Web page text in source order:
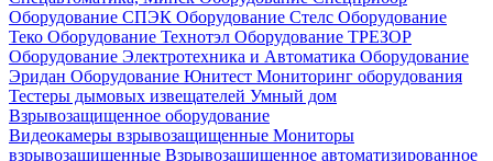
Оборудование СПЭК Оборудование Стелс Оборудование
Теко Оборудование Технотэл Оборудование ТРЕЗОР
Оборудование Электротехника и Автоматика Оборудование
Эридан Оборудование Юнитест Мониторинг оборудования
Тестеры дымовых извещателей Умный дом
Взрывозащищенное оборудование
Видеокамеры взрывозащищенные Мониторы
взрывозащищенные Взрывозащищенное автоматизированное